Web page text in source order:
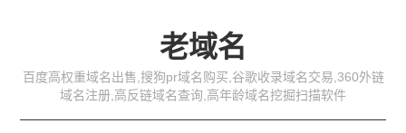
老域名
百度高权重域名出售,搜狗pr域名购买,谷歌收录域名交易,360外链
域名注册,高反链域名查询,高年龄域名挖掘扫描软件